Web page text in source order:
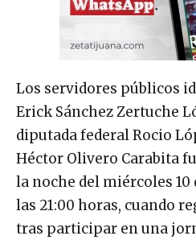
Los servidores públicos
Erick Sánchez Zertuche
diputada federal Rocio
Héctor Olivero Carabita
la noche del miércoles 10
las 21:00 horas, cuando
tras participar en una